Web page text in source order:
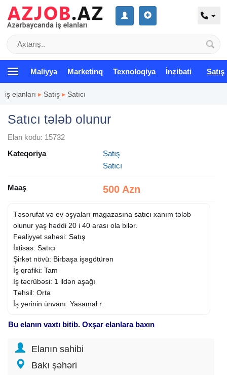
Maliyyə Marketinq Texnoloqiya İnzibati Satış
iş elanları ▸ Satış ▸ Satıcı
Satıcı tələb olunur
Elan kodu: 15732
Kateqoriya
Satış
Satıcı
Maaş 500 Azn
Təsərufat və ev əşyaları magazasına satıcı xanım tələb
olunur yaş həddi 20 i 40 arası ola bilər.
Fəaliyyət sahəsi: Satış
İxtisas: Satıcı
Şirkət növü: Birbaşa işəgötürən
İş qrafiki: Tam
İş təcrübəsi: 1 ildən aşağı
Təhsil: Orta
İş yerinin ünvanı: Yasamal r.
Bu elanın vaxtı bitib. Oxşar elanlara baxın
Elanın sahibi
Bakı şəhəri